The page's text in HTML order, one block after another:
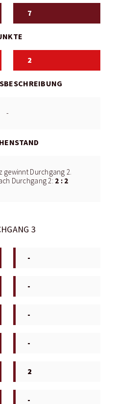
7
2
-
gewinnt Durchgang 2.
Durchgang 2: 2 : 2
3
-
-
-
-
2
-